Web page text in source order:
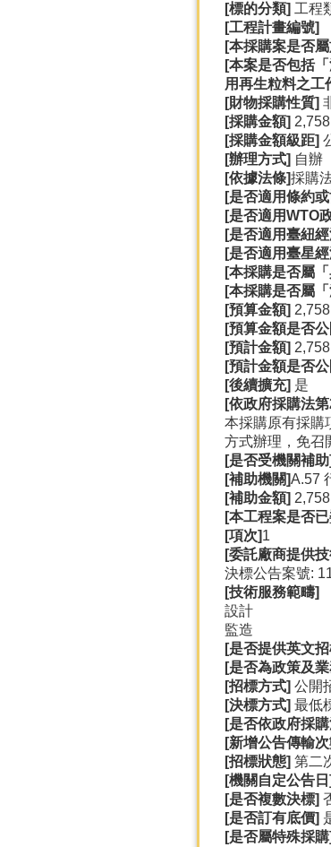
[標的分類] 工程
[工程計畫編號]
[本採購案是否
[本案是否包括
用再生粒料之工
[財物採購性質]
[採購金額]
[採購金額級距]
[辦理方式] 自辦
[依據法條]採購
[是否適用條約
[是否適用WTO
[是否適用臺紐
[是否適用臺星
[本採購是否屬
[本採購是否屬
[預算金額]
[預算金額是否公
[預計金額]
[預計金額是否公
[後續擴充] 是
[依政府採購法
本採購原有採購
方式辦理，免召
[是否受機關補助]
[補助機關]A.57
[補助金額]
[本工程案是否
[項次]1
[委託廠商提供
決標公告案號:
[技術服務範疇]
設計
監造
[是否提供英文
[是否為政策及
[招標方式] 公開
[決標方式] 最低
[是否依政府採
[新增公告傳輸次
[招標狀態] 第二
[機關自定公告日]
[是否複數決標]
[是否訂有底價]
[是否屬特殊採購]